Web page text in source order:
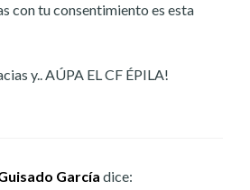
con tu consentimiento es esta
y.. AÚPA EL CF ÉPILA!
García dice: